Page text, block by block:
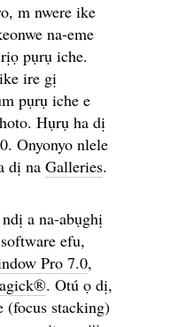
m nwere ike
na-eme
pụrụ iche.
ire gị
pụrụ iche e
Hụrụ ha dị
Onyonyo nlele
dị na Galleries.
a na-abụghị
efu,
Pro 7.0,
. Otú ọ dị,
(focus stacking)